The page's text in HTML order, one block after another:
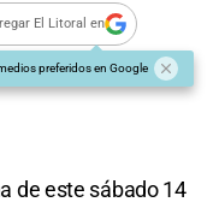
El Litoral en
preferidos en Google
de este sábado 14